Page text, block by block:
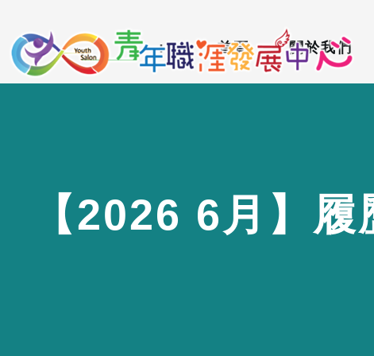
要
內
::: 首頁 關於我們
【2026 6 月 】 履